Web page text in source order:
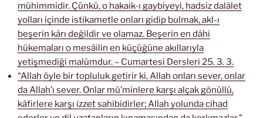
mühimmidir. Çünkü, o hakaik-ı gaybiyeyi, hadsiz dalâlet
yolları içinde istikametle onları gidip bulmak, akl-ı
beşerin kârı değildir ve olamaz. Beşerin en dâhi
hükemaları o mesâilin en küçüğüne akıllarıyla
yetişmediği malûmdur. – Cumartesi Dersleri 25. 3. 3.
“Allah öyle bir topluluk getirir ki, Allah onları sever, onlar
da Allah’ı sever. Onlar mü’minlere karşı alçak gönüllü,
kâfirlere karşı izzet sahibidirler; Allah yolunda cihad